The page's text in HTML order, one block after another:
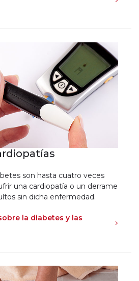
son hasta cuatro veces
una cardiopatía o un derrame
sin dicha enfermedad.
la diabetes y las